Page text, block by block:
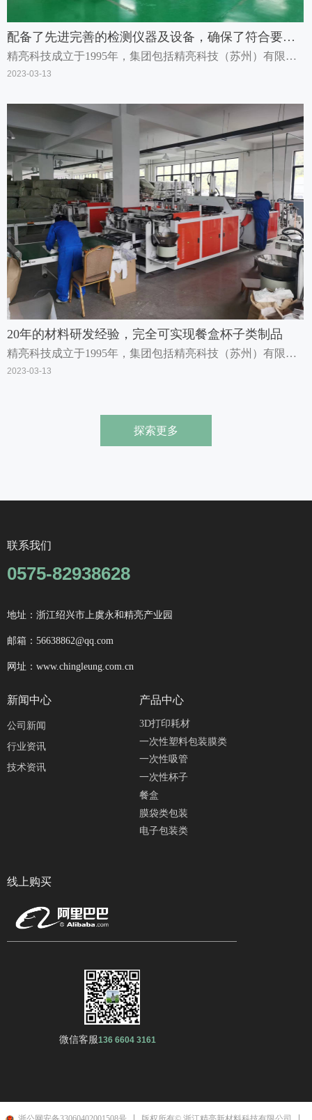
配备了先进完善的检测仪器及设备，确保了符合要求
又科技性和实用性俱佳的绿色产品
精亮科技成立于1995年，集团包括精亮科技（苏州）有限公
司和浙江精亮新材料科技有限公司及23家分公司。苏州工厂
工厂位于绍兴市上虞永和工业区，专注于研发、生产、销售
生物降解材料、生物降解色母粒及生物降解制品如吸管、杯
子、餐盒、购物袋、包装袋、垃圾袋、快递袋、电子包装类
片材及膜类等，广泛应用于家居、外卖、餐饮、快递、电
子、农资等领域。
2023-03-13
20年的材料研发经验，完全可实现餐盒杯子类制品
精亮科技成立于1995年，集团包括精亮科技（苏州）有限公
司和浙江精亮新材料科技有限公司及23家分公司。苏州工厂
子、餐盒、购物袋、包装袋、垃圾袋、快递袋、电子包装类
2023-03-13
探索更多
联系我们
0575-82938628
地址：浙江绍兴市上虞永和精亮产业园
邮箱：56638862@qq.com
网址：www.chingleung.com.cn
微信客服136 6604 3161
线上购买
新闻中心
公司新闻
行业资讯
技术资讯
产品中心
3D打印耗材
一次性塑料包装膜类
一次性吸管
一次性杯子
餐盒
膜袋类包装
电子包装类